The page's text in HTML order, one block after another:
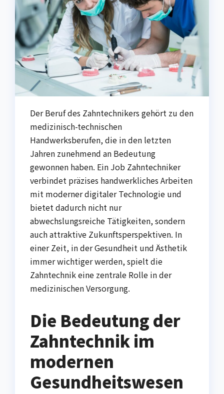
Der Beruf des Zahntechnikers gehört zu den
medizinisch-technischen
Handwerksberufen, die in den letzten
Jahren zunehmend an Bedeutung
gewonnen haben. Ein Job Zahntechniker
verbindet präzises handwerkliches Arbeiten
mit moderner digitaler Technologie und
bietet dadurch nicht nur
abwechslungsreiche Tätigkeiten, sondern
auch attraktive Zukunftsperspektiven. In
einer Zeit, in der Gesundheit und Ästhetik
immer wichtiger werden, spielt die
Zahntechnik eine zentrale Rolle in der
medizinischen Versorgung.
Die Bedeutung der
Zahntechnik im
modernen
Gesundheitswesen